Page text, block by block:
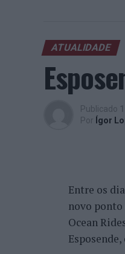
ATUALIDADE
Publicado
Por Ígor
Entre os
novo ponto
Ocean